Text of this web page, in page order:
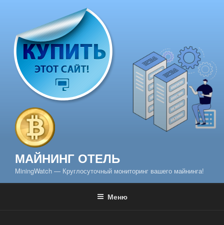
содержимому
МАЙНИНГ ОТЕЛЬ
MiningWatch — Круглосуточный мониторинг вашего майнинга!
Меню